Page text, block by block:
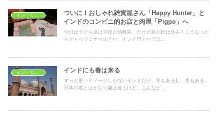
インドでショッピング
ついに！おしゃれ雑貨屋さん「Happy Hunter」と
インドのコンビニ的お店と肉屋「Pigpo」へ
今日は子ども達は学校と幼稚園。だけど旦那氏は休み！こうなった
らクトゥブミナールとか、インド門とか？思...
インドでショッピング インドにも春は来る
ずっと暑いイメージしかないインドだが、冬もあるし、春もある。
日本の春とはかなり趣は違うけど。こんなピ...